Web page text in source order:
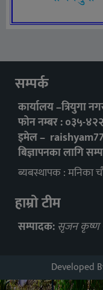
सम्पर्क
कार्यालय –त्रियुगा
फोन नम्बर : ०३५-
इमेल –
बिज्ञापनका लागि
ब्यबस्थापक : मनिका
हाम्रो टीम
सम्पादक: सृजन कृष्ण
Developed